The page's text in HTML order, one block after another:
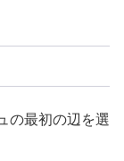
の最初の辺を選